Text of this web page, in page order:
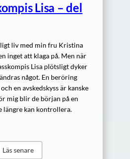
Lisa – del
liv med min fru Kristina
inget att klaga på. Men när
Lisa plötsligt dyker
något. En beröring
en avskedskyss är kanske
mig blir de början på en
längre kan kontrollera.
Läs senare